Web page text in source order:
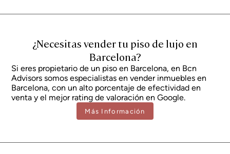
adicional sobre el precio de compraventa. Toda la información expuesta
tiene carácter meramente informativo y se encuentra sujeta a posibles
cambios o errores. La propiedad dispone de certificado de eficiencia
energética y cédula de habitabilidad en vigor, que serán facilitados a
cualquier interesado. Número de registro AICAT 2736, conforme a la
normativa vigente. Los honorarios de intermediación inmobiliaria serán
asumidos por la parte vendedora, según el encargo suscrito.
¿Necesitas vender tu piso de lujo en
Barcelona?
Si eres propietario de un piso en Barcelona, en Bcn
Advisors somos especialistas en vender inmuebles en
Barcelona, con un alto porcentaje de efectividad en
venta y el mejor rating de valoración en Google.
Más Información